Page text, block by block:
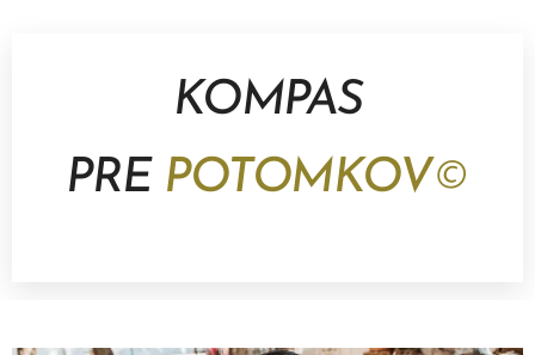
KOMPAS
PRE POTOMKOV©